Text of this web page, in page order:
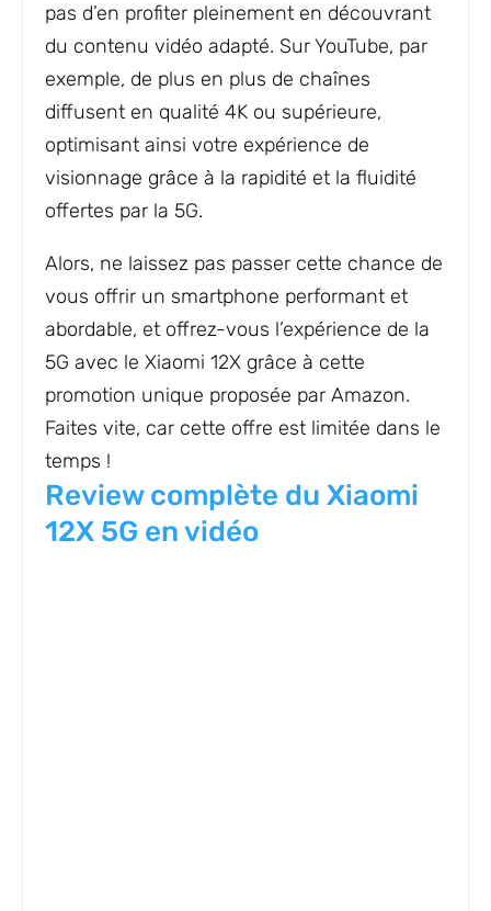
pas d’en profiter pleinement en découvrant
du contenu vidéo adapté. Sur YouTube, par
exemple, de plus en plus de chaînes
diffusent en qualité 4K ou supérieure,
optimisant ainsi votre expérience de
visionnage grâce à la rapidité et la fluidité
offertes par la 5G.
Alors, ne laissez pas passer cette chance de
vous offrir un smartphone performant et
abordable, et offrez-vous l’expérience de la
5G avec le Xiaomi 12X grâce à cette
promotion unique proposée par Amazon.
Faites vite, car cette offre est limitée dans le
temps !
Review complète du Xiaomi
12X 5G en vidéo